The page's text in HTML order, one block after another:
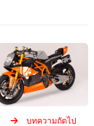
บทความถัดไป